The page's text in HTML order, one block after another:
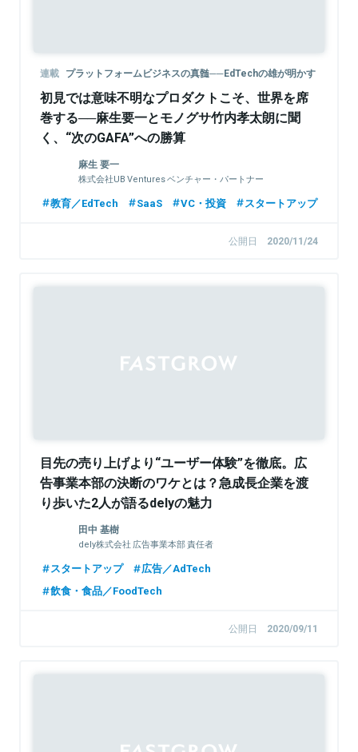
連載 プラットフォームビジネスの真髄──EdTechの雄が明かす
初見では意味不明なプロダクトこそ、世界を席
巻する──麻生要一とモノグサ竹内孝太朗に聞
く、“次のGAFA”への勝算
麻生 要一
株式会社UB Ventures ベンチャー・パートナー
教育／EdTech SaaS VC・投資 スタートアップ
公開日 2020/11/24
目先の売り上げより“ユーザー体験”を徹底。広
告事業本部の決断のワケとは？急成長企業を渡
り歩いた2人が語るdelyの魅力
田中 基樹
dely株式会社 広告事業本部 責任者
スタートアップ
広告／AdTech
飲食・食品／FoodTech
公開日 2020/09/11